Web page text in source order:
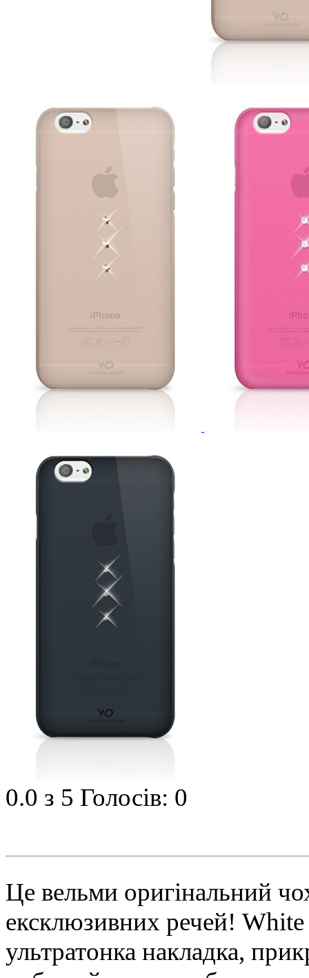
0.0 з 5 Голосів: 0
Це вельми оригінальний
ексклюзивних речей!
ультратонка накладка,